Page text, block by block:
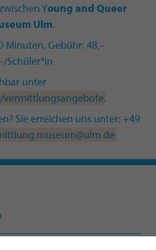
Young and Queer
Ulm.
Minuten, Gebühr: 48,–
Schüler*in
unter
.
Sie erreichen uns unter: +49